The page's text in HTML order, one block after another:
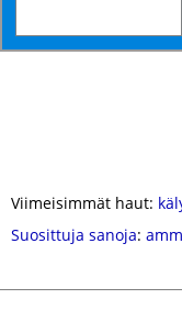
Viimeisimmät haut:
Suosittuja sanoja: